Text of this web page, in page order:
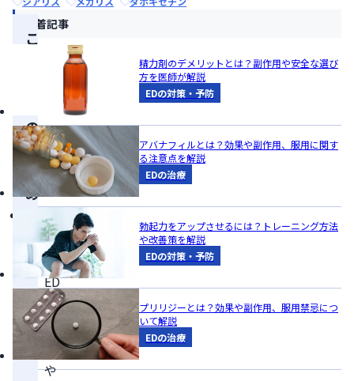
こ
の
ま
と
め
器
質
性
ED
は、
血
や
新着記事
精力剤のデメリットとは？副作用や安全な選び
方を医師が解説
EDの対策・予防
アバナフィルとは？効果や副作用、服用に関す
る注意点を解説
EDの治療
勃起力をアップさせるには？トレーニング方法
や改善策を解説
EDの対策・予防
プリリジーとは？効果や副作用、服用禁忌につ
いて解説
EDの治療